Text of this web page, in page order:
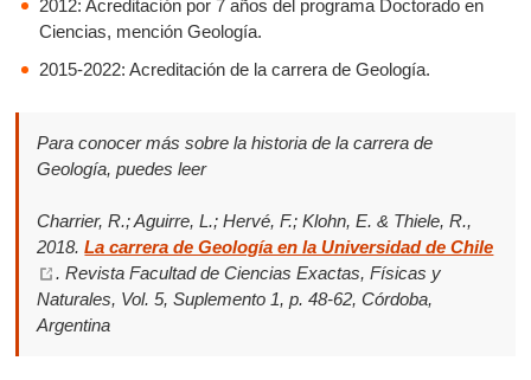
2012: Acreditación por 7 años del programa Doctorado en
Ciencias, mención Geología.
2015-2022: Acreditación de la carrera de Geología.
Para conocer más sobre la historia de la carrera de
Geología, puedes leer
Charrier, R.; Aguirre, L.; Hervé, F.; Klohn, E. & Thiele, R.,
2018.La carrera de Geología en la Universidad de Chile
. Revista Facultad de Ciencias Exactas, Físicas y
Naturales, Vol. 5, Suplemento 1, p. 48-62, Córdoba,
Argentina